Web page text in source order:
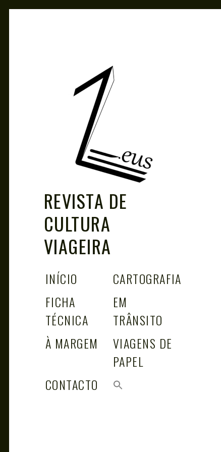
REVISTA DE
CULTURA
VIAGEIRA
INÍCIO
CARTOGRAFIA
FICHA
TÉCNICA
EM
TRÂNSITO
À MARGEM
VIAGENS DE
PAPEL
CONTACTO